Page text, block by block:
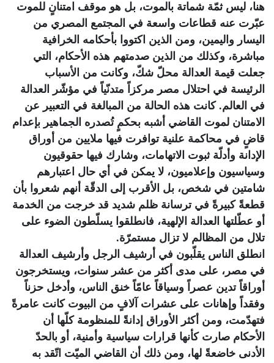
هنا، ليس ثمّة شماتة بالموت، بل هو موقف امتنانٍ للموت
عبّرت عنه قطاعات واسعة في المجتمع المصري من
اليسار واليمين، ومن الذين اكتووا بأحكامه الخرافية
مباشرة، وكذلك من الذين صدمتهم هذه الأحكام، التي
جعلت قيمة العدالة محلّ شكّ، وكانت من الأسباب
الرئيسة في احتلال مصر مركزاً متدنّياً في مؤشّر العدالة
في العالم. كانت هذه الحالة من المبالغة في التعبير عن
الامتنان لموت القاضي أشبه بحكمٍ تُصدره الجماهير بإعدام
قاضٍ في محاكمة علنية توافرت فيها ملايين من أوراق
الإدانة وأدلّة ثبوت الاتهامات، وشارك فيها حقوقيون
وسياسيون وإعلاميون، لا يمكن في أي حال اعتبارهم
شامتين في شخص، بل الأقرب إلى الدقّة أنهم شعروا بأن
قطعةً كبيرةً في ترسانة ظلم شديد قد خرجت من الخدمة
أو عطّلتها العدالة الإلهية، فانطلقوا يسلّطون الضوء على
تلال من المظالم لا تزال مستمرّة.
انطلق الناس يقلّبون في أرشيف الرجل وأرشيف العدالة
في مصر، على مدى أكثر من عشر سنوات، ويستخرجون
أوراقاً تدين عصراً وسياقاً عامّاً خنق الناس، وأدخل حزناً
وفقداً وإهانات على عشرات آلافٍ من البيوت كانت عامرةً
فتهدّمت، ومن أكثر الأوراق إدانةً للمنظومة كلّها أن
الأحكام صارت كأنها قرارات سياسية وأمنية، أو بالحدّ
الأدنى خاضعةً لها، ومن ذلك أن القاضي الميّت اتّقد به